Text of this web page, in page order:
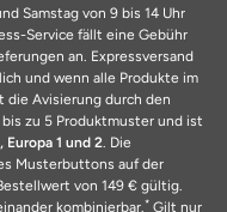
Samstag von 9 bis 14 Uhr
Service fällt eine Gebühr
an. Expressversand
und wenn alle Produkte im
die Avisierung durch den
zu 5 Produktmuster und ist
1 und 2. Die
Musterbuttons auf der
von 149 € gültig.
kombinierbar.* Gilt nur